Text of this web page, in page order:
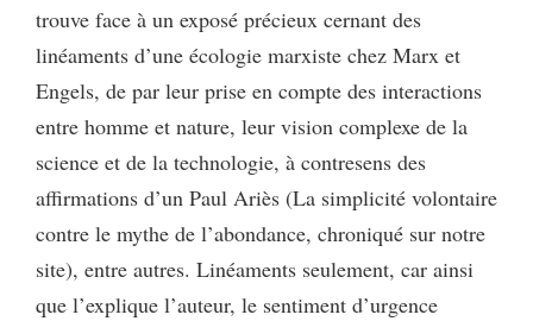
trouve face à un exposé précieux cernant des
linéaments d’une écologie marxiste chez Marx et
Engels, de par leur prise en compte des interactions
entre homme et nature, leur vision complexe de la
science et de la technologie, à contresens des
affirmations d’un Paul Ariès (La simplicité volontaire
contre le mythe de l’abondance, chroniqué sur notre
site), entre autres. Linéaments seulement, car ainsi
que l’explique l’auteur, le sentiment d’urgence